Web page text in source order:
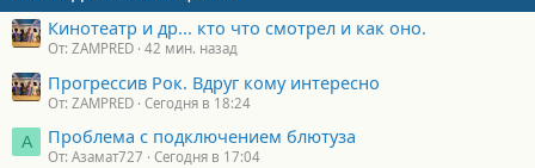
:
Кинотеатр и др... кто что смотрел и как оно.
От: ZAMPRED 42 мин. назад
Прогрессив Рок. Вдруг кому интересно
От: ZAMPRED Сегодня в 18:24
А Проблема с подключением блютуза
От: Азамат727 Сегодня в 17:04